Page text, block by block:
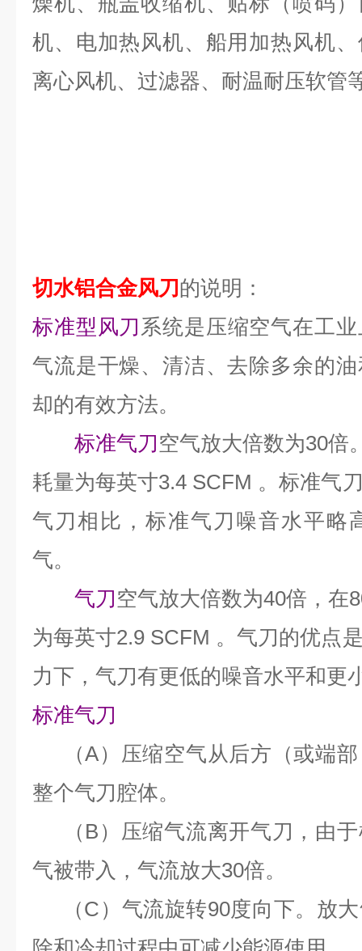
机、电加热风机、船用加热风机
离心风机、过滤器、耐温耐压软管
切水铝合金风刀 的说明：
标准型风刀 系统是压缩空气在工
气流是干燥、清洁、去除多余的
却的有效方法。
标准气刀空气放大倍数为30倍
耗量为每英寸3.4 SCFM 。标准气
气刀相比，标准气刀噪音水平略
气。
气刀空气放大倍数为40倍，在
为每英寸2.9 SCFM 。气刀的优点
力下，气刀有更低的噪音水平和更
标准气刀
（A）压缩空气从后方（或端部
整个气刀腔体。
（B）压缩气流离开气刀，由于
气被带入，气流放大30倍。
（C）气流旋转90度向下。放大